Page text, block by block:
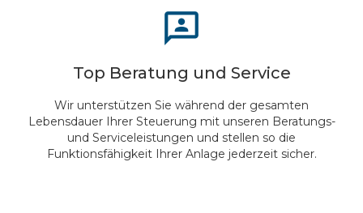
Top Beratung und Service
Wir unterstützen Sie während der gesamten
Lebensdauer Ihrer Steuerung mit unseren Beratungs-
und Serviceleistungen und stellen so die
Funktionsfähigkeit Ihrer Anlage jederzeit sicher.